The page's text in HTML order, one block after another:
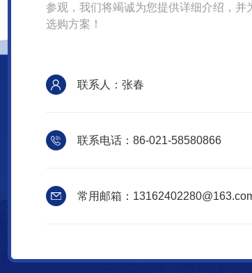
参观，我们将竭诚为您提供详细介绍，并
选购方案！
联系人：张春
联系电话：86-021-58580866
常用邮箱：